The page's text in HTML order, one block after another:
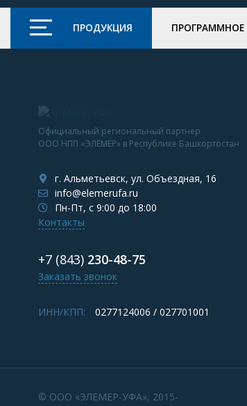
ПРОДУКЦИЯ ПРОГРАММНОЕ
Официальный региональный партнер
ООО НПП «ЭЛЕМЕР» в Республике Башкортостан
г. Альметьевск, ул. Объездная, 16
info@elemerufa.ru
Пн-Пт, с 9:00 до 18:00
Контакты
+7 (843) 230-48-75
Заказать звонок
ИНН/КПП: 0277124006 / 027701001
© ООО «ЭЛЕМЕР-УФА», 2015-